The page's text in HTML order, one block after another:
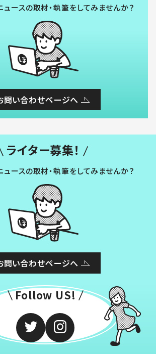
ュースの取材・執筆をしてみませんか？
問い合わせページへ
ライター募集！
ュースの取材・執筆をしてみませんか？
問い合わせページへ
Follow US!